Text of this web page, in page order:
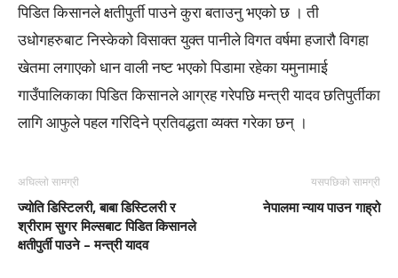
पिडित किसानले क्षतीपुर्ती पाउने कुरा बताउनु भएको छ । ती
उधोगहरुबाट निस्केको विसाक्त युक्त पानीले विगत वर्षमा हजारौ विगहा
खेतमा लगाएको धान वाली नष्ट भएको पिडामा रहेका यमुनामाई
गाउँपालिकाका पिडित किसानले आग्रह गरेपछि मन्त्री यादव छतिपुर्तीका
लागि आफुले पहल गरिदिने प्रतिवद्धता व्यक्त गरेका छन् ।
अघिल्लो सामग्री
ज्योति डिस्टिलरी, बाबा डिस्टिलरी र
श्रीराम सुगर मिल्सबाट पिडित किसानले
क्षतीपुर्ती पाउने – मन्त्री यादव
यसपछिको सामग्री
नेपालमा न्याय पाउन गाह्रो